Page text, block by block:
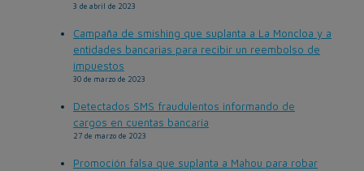
3 de abril de 2023
Campaña de smishing que suplanta a La Moncloa y a
entidades bancarias para recibir un reembolso de
impuestos
30 de marzo de 2023
Detectados SMS fraudulentos informando de
cargos en cuentas bancaria
27 de marzo de 2023
Promoción falsa que suplanta a Mahou para robar